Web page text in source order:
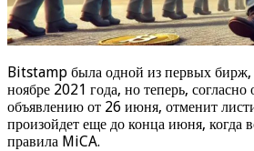
Bitstamp была одной из первых бирж,
ноябре 2021 года, но теперь,
объявлению от 26 июня, отменит
произойдет еще до конца июня, когда
правила MiCA.